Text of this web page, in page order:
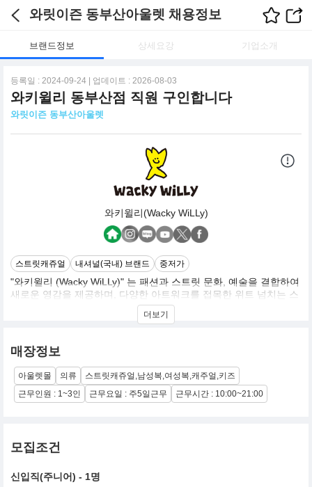
와릿이즌 동부산아울렛 채용정보
브랜드정보 상세요강 기업소개
등록일 : 2024-09-24 | 업데이트 : 2026-08-03
와키윌리 동부산점 직원 구인합니다
와릿이즌 동부산아울렛
와키윌리(Wacky WiLLy)
스트릿캐쥬얼 내셔널(국내) 브랜드 중저가
"와키윌리 (Wacky WiLLy)" 는 패션과 스트릿 문화, 예술을 결합하여
새로운 영감을 제공하며, 다양한 아트워크를 접목한 위트 넘치는 스
타일링을 통하여 긍정적인 에너지를 선사하는 아이코닉한 브랜드입
더보기
매장정보
아울렛몰 의류
스트릿캐쥬얼,남성복,여성복,캐주얼,키즈
근무인원 : 1~3인
근무요일 : 주5일근무 근무시간 : 10:00~21:00
모집조건
신입직(주니어) - 1명